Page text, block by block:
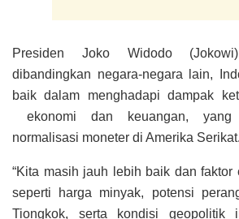
Presiden Joko Widodo (Jokowi)
dibandingkan negara-negara lain,
baik dalam menghadapi dampak
ekonomi dan keuangan, yang
normalisasi moneter di Amerika Serikat.
“Kita masih jauh lebih baik dan faktor
seperti harga minyak, potensi
Tiongkok, serta kondisi geopolitik